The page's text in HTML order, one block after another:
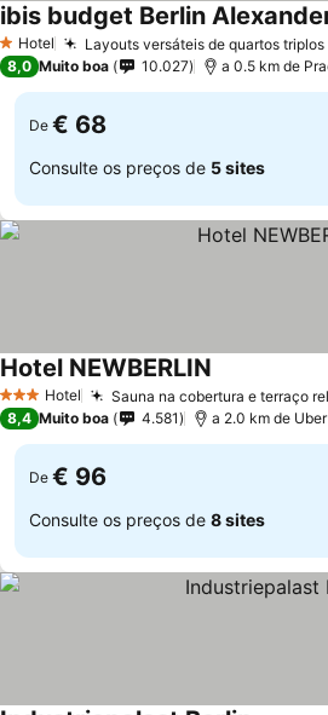
1 Estrelas
Hotel Layouts versáteis de quartos triplos
ibis budget Berlin
8,0 Muito boa 10.027 a 0.5 km de
De € 68
Consulte os preços de 5 sites
3 EstrelasHotel Sauna na cobertura e terraço
Hotel NEWBERLIN
8,4 Muito boa 4.581 a 2.0 km de
De € 96
Consulte os preços de 8 sites